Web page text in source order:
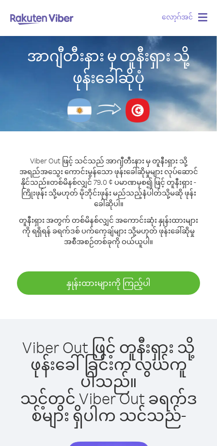
လော့ဂ်အင်
အာဂျီတီးနား မှ တူနီးရှား သို့
ဖုန်းခေါ်ဆိုပုံ
Viber Out ဖြင့် သင်သည် အာဂျီတီးနား မှ တူနီးရှား သို့
အရည်အသွေး ကောင်းမွန်သော ဖုန်းခေါ်ဆိုမှုများ လုပ်ဆောင်
နိုင်သည်။တစ်မိနစ်လျှင် 79.0 ¢ ပမာဏမှစ၍ ဖြင့် တူနီးရှား -
ကြိုးဖုန်း သို့မဟုတ် မိုဘိုင်းဖုန်း မည်သည့်နံပါတ်သို့မဆို ဖုန်း
ခေါ်ဆိုပါ။
တူနီးရှား အတွက် တစ်မိနစ်လျှင် အကောင်းဆုံး နှုန်းထားများ
ကို ရရှိရန် ခရက်ဒစ် ပက်ကေ့ချ်များ သို့မဟုတ် ဖုန်းခေါ်ဆိုမှု
အစီအစဉ်တစ်ခုကို ဝယ်ယူပါ။
နှုန်းထားများကို ကြည့်ပါ
Viber Out ဖြင့် တူနီးရှား သို့
ဖုန်းခေါ်ခြင်းက လွယ်ကူ
ပါသည်။
သင့်တွင် Viber Out ခရက်ဒ
စ်များ ရှိပါက သင်သည်-